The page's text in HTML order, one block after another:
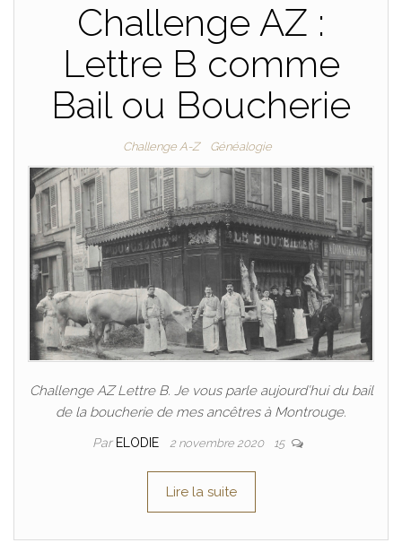
Challenge AZ :
Lettre B comme
Bail ou Boucherie
Challenge A-Z Généalogie
Challenge AZ Lettre B. Je vous parle aujourd’hui du bail
de la boucherie de mes ancêtres à Montrouge.
Par ELODIE 2 novembre 2020 15
Lire la suite